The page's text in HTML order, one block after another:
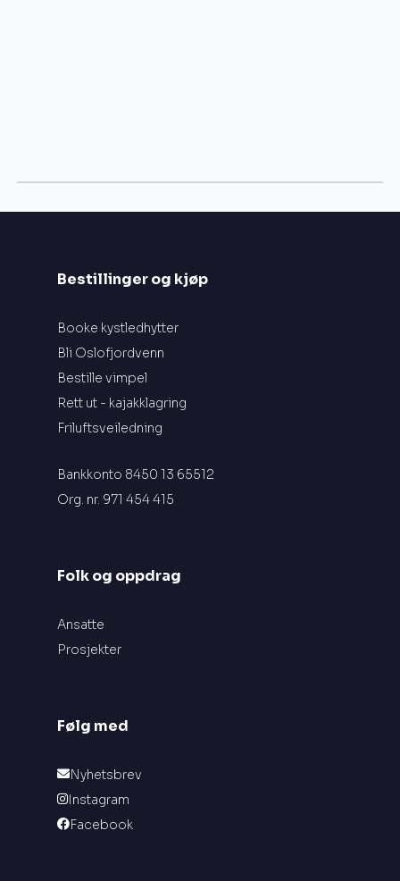
Bestillinger og kjøp
Booke kystledhytter
Bli Oslofjordvenn
Bestille vimpel
Rett ut - kajakklagring
Friluftsveiledning
Bankkonto 8450 13 65512
Org. nr. 971 454 415
Folk og oppdrag
Ansatte
Prosjekter
Følg med
Nyhetsbrev
Instagram
Facebook